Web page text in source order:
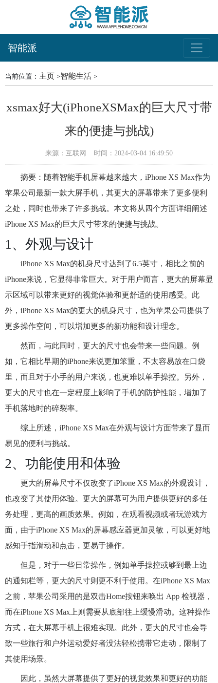
智能派
当前位置： 主页 >智能生活 >
xsmax好大(iPhoneXSMax的巨大尺寸带
来的便捷与挑战)
来源：互联网 时间：2024-03-04 16:49:50
摘要：随着智能手机屏幕越来越大，iPhone XS Max作为
苹果公司最新一款大屏手机，其更大的屏幕带来了更多便利
之处，同时也带来了许多挑战。本文将从四个方面详细阐述
iPhone XS Max的巨大尺寸带来的便捷与挑战。
1、外观与设计
iPhone XS Max的机身尺寸达到了6.5英寸，相比之前的
iPhone来说，它显得非常巨大。对于用户而言，更大的屏幕显
示区域可以带来更好的视觉体验和更舒适的使用感受。此
外，iPhone XS Max的更大的机身尺寸，也为苹果公司提供了
更多操作空间，可以增加更多的新功能和设计理念。
然而，与此同时，更大的尺寸也会带来一些问题。例
如，它相比早期的iPhone来说更加笨重，不太容易放在口袋
里，而且对于小手的用户来说，也更难以单手操控。另外，
更大的尺寸也在一定程度上影响了手机的防护性能，增加了
手机落地时的碎裂率。
综上所述，iPhone XS Max在外观与设计方面带来了显而
易见的便利与挑战。
2、功能使用和体验
更大的屏幕尺寸不仅改变了iPhone XS Max的外观设计，
也改变了其使用体验。更大的屏幕可为用户提供更好的多任
务处理，更高的画质效果。例如，在观看视频或者玩游戏方
面，由于iPhone XS Max的屏幕感应器更加灵敏，可以更好地
感知手指滑动和点击，更易于操作。
但是，对于一些日常操作，例如单手操控或够到最上边
的通知栏等，更大的尺寸则更不利于使用。在iPhone XS Max
之前，苹果公司采用的是双击Home按钮来唤出 App 检视器，
而在iPhone XS Max上则需要从底部往上缓慢滑动。这种操作
方式，在大屏幕手机上很难实现。此外，更大的尺寸也会导
致一些旅行和户外运动爱好者没法轻松携带它走动，限制了
其使用场景。
因此，虽然大屏幕提供了更好的视觉效果和更好的功能